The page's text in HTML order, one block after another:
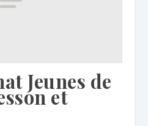
Jeunes de
et